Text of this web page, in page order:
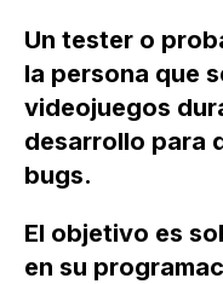
Un tester o
la persona que
videojuegos
desarrollo para
bugs.
El objetivo es
en su